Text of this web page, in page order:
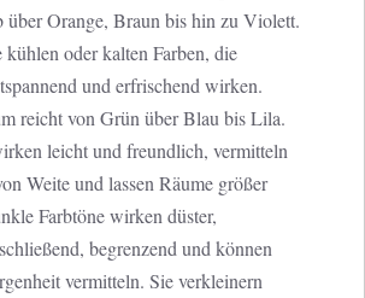
über Orange, Braun bis hin zu Violett.
oder kalten Farben, die
und erfrischend wirken.
reicht von Grün über Blau bis Lila.
leicht und freundlich, vermitteln
Weite und lassen Räume größer
Farbtöne wirken düster,
begrenzend und können
vermitteln. Sie verkleinern